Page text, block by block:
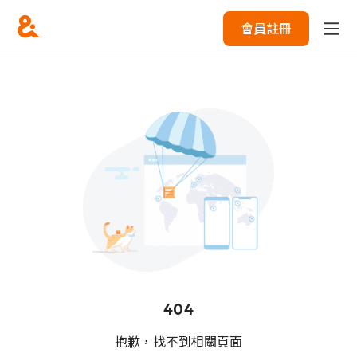
會員註冊
404
抱歉，找不到相關頁面